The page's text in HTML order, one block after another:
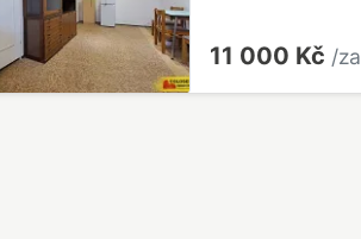
11 000 Kč /